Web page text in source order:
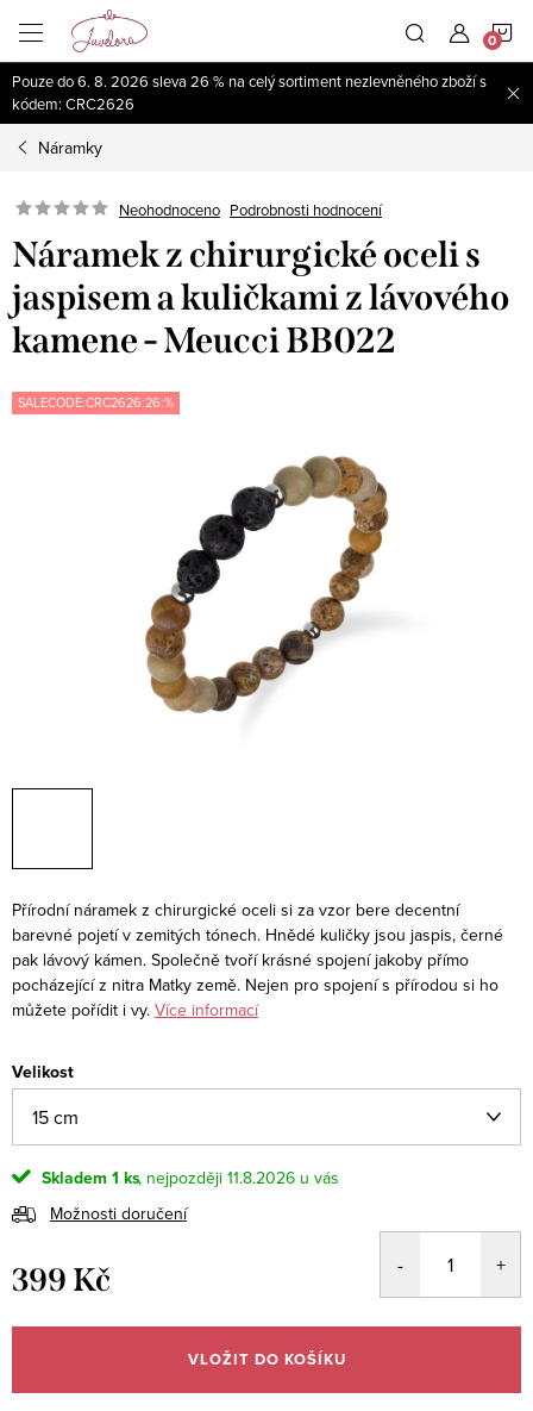
obsah
Pouze do 6. 8. 2026 sleva 26 % na celý sortiment nezlevněného zboží s
kódem: CRC2626
Náramky
Neohodnoceno Podrobnosti hodnocení
Náramek z chirurgické oceli s
jaspisem a kuličkami z lávového
kamene - Meucci BB022
SALECODE:CRC2626:26:%
Přírodní náramek z chirurgické oceli si za vzor bere decentní
barevné pojetí v zemitých tónech. Hnědé kuličky jsou jaspis, černé
pak lávový kámen. Společně tvoří krásné spojení jakoby přímo
pocházející z nitra Matky země. Nejen pro spojení s přírodou si ho
můžete pořídit i vy. Více informací
Velikost
Skladem 1 ks
11.8.2026
Možnosti doručení
399 Kč
cena:
VLOŽIT DO KOŠÍKU